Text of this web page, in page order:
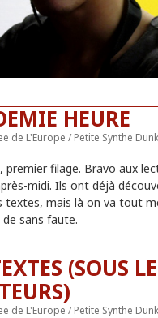
HEURE
de L'Europe / Petite Synthe
premier filage. Bravo aux
midi. Ils ont déjà
textes, mais là on va tout
sans faute.
(SOUS
de L'Europe / Petite Synthe